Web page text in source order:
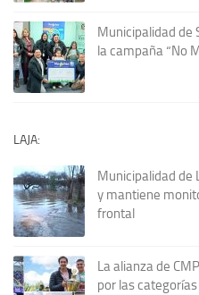
Municipalidad de
la campaña “No
LAJA:
Municipalidad de
y mantiene
frontal
La alianza de
por las